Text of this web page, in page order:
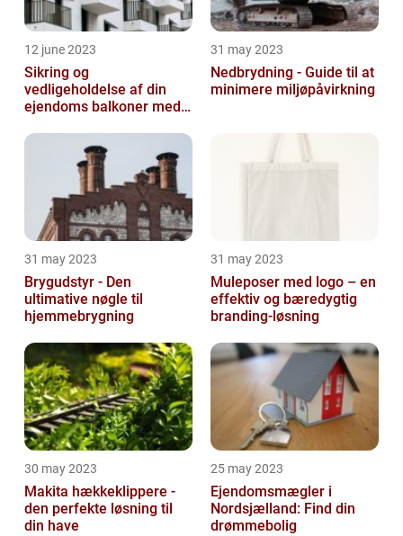
12 june 2023
Sikring og
vedligeholdelse af din
ejendoms balkoner med
31 may 2023
Nedbrydning - Guide til at
minimere miljøpåvirkning
31 may 2023
Brygudstyr - Den
ultimative nøgle til
hjemmebrygning
31 may 2023
Muleposer med logo – en
effektiv og bæredygtig
branding-løsning
30 may 2023
Makita hækkeklippere -
den perfekte løsning til
din have
25 may 2023
Ejendomsmægler i
Nordsjælland: Find din
drømmebolig